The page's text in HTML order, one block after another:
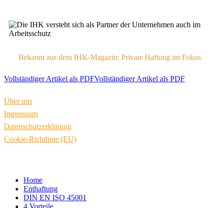
Bekannt aus dem IHK-Magazin: Private Haftung im Fokus
Vollständiger Artikel als PDFVollständiger Artikel als PDF
Über uns
Impressum
Datenschutzerklärung
Cookie-Richtlinie (EU)
Close
Menu
Home
Enthaftung
DIN EN ISO 45001